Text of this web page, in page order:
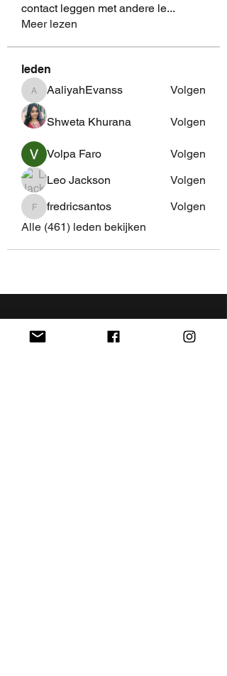
contact leggen met andere le...
Meer lezen
leden
AaliyahEvanss
AaliyahEvanss Volgen
Shweta Khurana Volgen
Volpa Faro
Volgen
Leo Jackson
Volgen
fredricsantos
fredricsantos
Volgen
Alle (461) leden bekijken